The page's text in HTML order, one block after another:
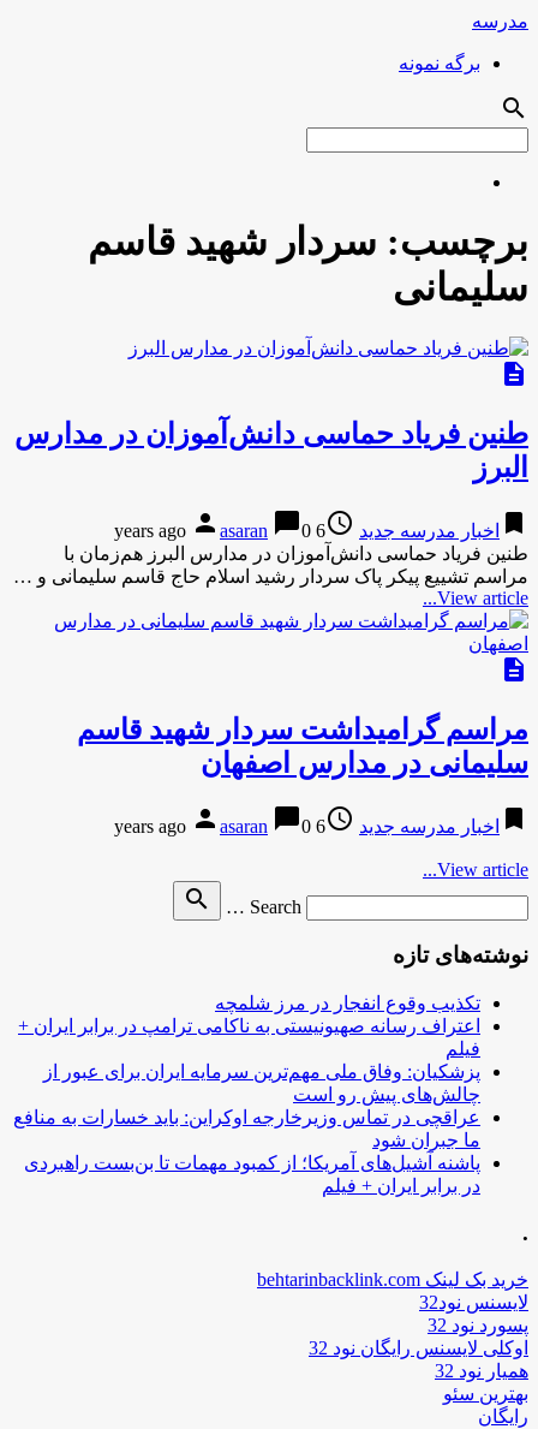
مدرسه
برگه نمونه
search
برچسب: سردار شهید قاسم
سلیمانی
description
طنین فریاد حماسی دانش‌آموزان در مدارس
البرز
bookmark اخبار مدرسه جدید access_time
6 years ago
person asaran chat_bubble0
طنین فریاد حماسی دانش‌آموزان در مدارس البرز هم‌زمان با
مراسم تشییع پیکر پاک سردار رشید اسلام حاج قاسم سلیمانی و …
View article...
description
مراسم گرامیداشت سردار شهید قاسم
سلیمانی در مدارس اصفهان
bookmark اخبار مدرسه جدید access_time
6 years ago
person asaran chat_bubble0
View article...
Search …
search
نوشته‌های تازه
تکذیب وقوع انفجار در مرز شلمچه
اعتراف رسانه صهیونیستی به ناکامی ترامپ در برابر ایران +
فیلم
پزشکیان: وفاق ملی مهم‌ترین سرمایه ایران برای عبور از
چالش‌های پیش رو است
عراقچی در تماس وزیرخارجه اوکراین: باید خسارات به منافع
ما جبران شود
پاشنه آشیل‌های آمریکا؛ از کمبود مهمات تا بن‌بست راهبردی
در برابر ایران + فیلم
.
خرید بک لینک behtarinbacklink.com
لایسنس نود32
پسورد نود 32
اوکلی لایسنس رایگان نود 32
همیار نود 32
بهترین سئو
رایگان